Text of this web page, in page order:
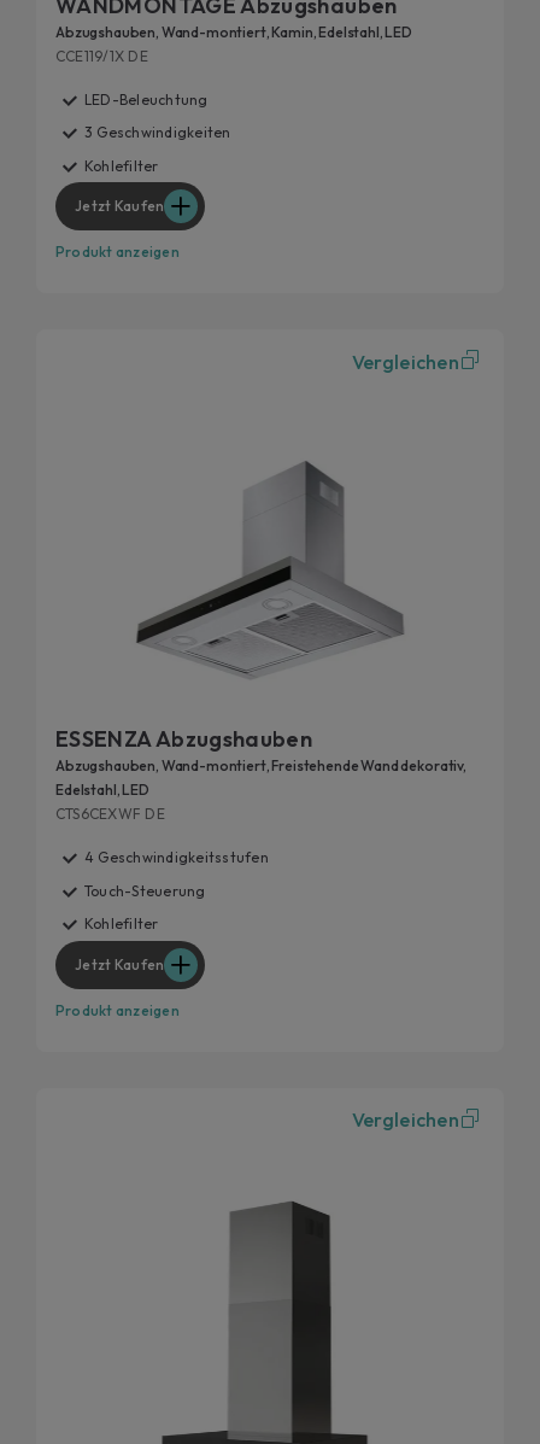
Abzugshauben, Wand-montiert, Kamin, Edelstahl, LED
CCE119/1X DE
LED-Beleuchtung
3 Geschwindigkeiten
Kohlefilter
Jetzt Kaufen
Produkt anzeigen
Vergleichen
ESSENZA Abzugshauben
Abzugshauben, Wand-montiert, Freistehende Wand dekorativ,
Edelstahl, LED
CTS6CEXWF DE
4 Geschwindigkeitsstufen
Touch-Steuerung
Kohlefilter
Jetzt Kaufen
Produkt anzeigen
Vergleichen